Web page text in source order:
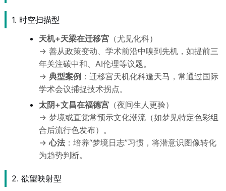
1. 时空扫描型
天机+天梁在迁移宫（尤见化科）
→ 善从政策变动、学术前沿中嗅到先机，如提前三
年关注碳中和、AI伦理等议题。
→ 典型案例 ：迁移宫天机化科逢天马，常通过国际
学术会议捕捉技术拐点。
太阴+文昌在福德宫（夜间生人更验）
→ 梦境或直觉常预示文化潮流（如梦见特定色彩组
合后流行色发布）。
→心法：培养“梦境日志”习惯，将潜意识图像转化
为趋势判断。
2. 欲望映射型